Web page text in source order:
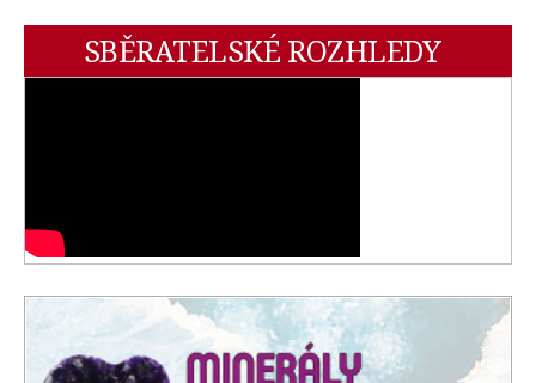
SBĚRATELSKÉ ROZHLEDY